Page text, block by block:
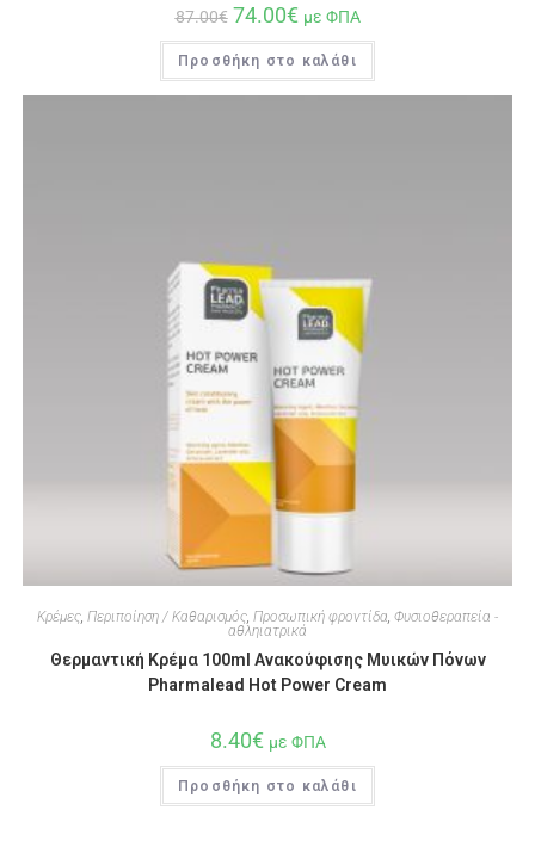
87.00€ 74.00€ με ΦΠΑ
Προσθήκη στο καλάθι
Κρέμες, Περιποίηση / Καθαρισμός, Προσωπική φροντίδα, Φυσιοθεραπεία -
αθληιατρικά
Θερμαντική Κρέμα 100ml Ανακούφισης Μυικών Πόνων
Pharmalead Hot Power Cream
8.40€ με ΦΠΑ
Προσθήκη στο καλάθι